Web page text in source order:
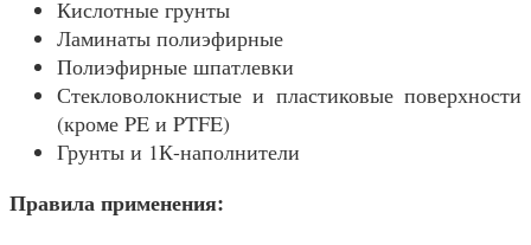
Кислотные грунты
Ламинаты полиэфирные
Полиэфирные шпатлевки
Стекловолокнистые и пластиковые поверхности
(кроме PE и PTFE)
Грунты и 1К-наполнители
Правила применения: